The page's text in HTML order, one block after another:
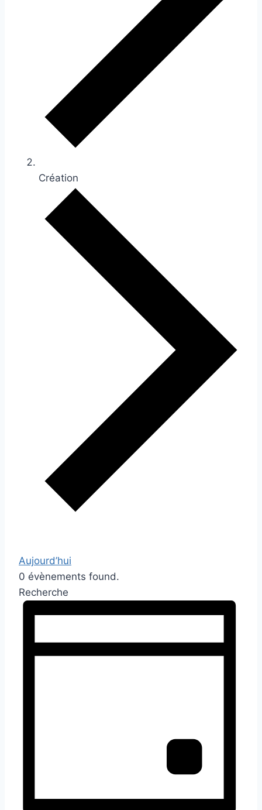
Création
Aujourd’hui
0 évènements found.
Recherche